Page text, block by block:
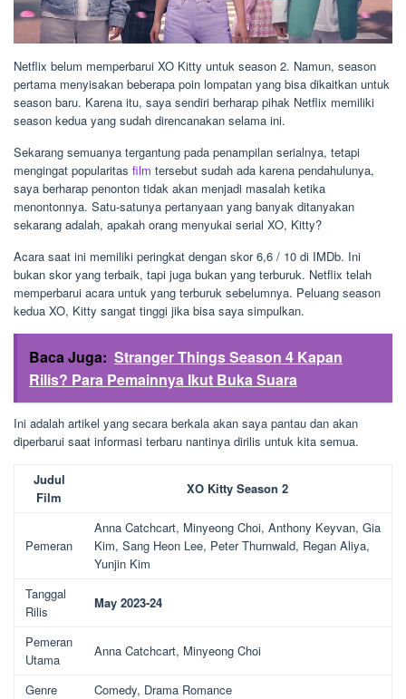
Netflix belum memperbarui XO Kitty untuk season 2. Namun, season
pertama menyisakan beberapa poin lompatan yang bisa dikaitkan untuk
season baru. Karena itu, saya sendiri berharap pihak Netflix memiliki
season kedua yang sudah direncanakan selama ini.
Sekarang semuanya tergantung pada penampilan serialnya, tetapi
mengingat popularitas film tersebut sudah ada karena pendahulunya,
saya berharap penonton tidak akan menjadi masalah ketika
menontonnya. Satu-satunya pertanyaan yang banyak ditanyakan
sekarang adalah, apakah orang menyukai serial XO, Kitty?
Acara saat ini memiliki peringkat dengan skor 6,6 / 10 di IMDb. Ini
bukan skor yang terbaik, tapi juga bukan yang terburuk. Netflix telah
memperbarui acara untuk yang terburuk sebelumnya. Peluang season
kedua XO, Kitty sangat tinggi jika bisa saya simpulkan.
Baca Juga: Stranger Things Season 4 Kapan
Rilis? Para Pemainnya Ikut Buka Suara
Ini adalah artikel yang secara berkala akan saya pantau dan akan
diperbarui saat informasi terbaru nantinya dirilis untuk kita semua.
Judul
Film
XO Kitty Season 2
Pemeran
Anna Catchcart, Minyeong Choi, Anthony Keyvan, Gia
Kim, Sang Heon Lee, Peter Thurnwald, Regan Aliya,
Yunjin Kim
Tanggal
Rilis
May 2023-24
Pemeran
Utama
Anna Catchcart, Minyeong Choi
Genre
Comedy, Drama Romance